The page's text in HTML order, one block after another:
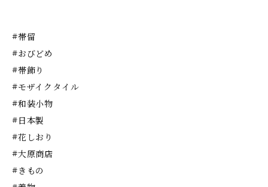
#帯留
#おびどめ
#帯飾り
#モザイクタイル
#和装小物
#日本製
#花しおり
#大原商店
#きもの